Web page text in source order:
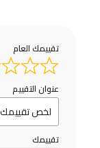
تقييمك العام
عنوان التقييم
تقييمك